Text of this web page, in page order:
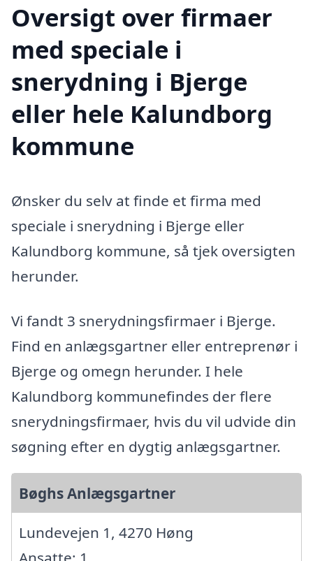
Oversigt over firmaer
med speciale i
snerydning i Bjerge
eller hele Kalundborg
kommune
Ønsker du selv at finde et firma med
speciale i snerydning i Bjerge eller
Kalundborg kommune, så tjek oversigten
herunder.
Vi fandt 3 snerydningsfirmaer i Bjerge.
Find en anlægsgartner eller entreprenør i
Bjerge og omegn herunder. I hele
Kalundborg kommunefindes der flere
snerydningsfirmaer, hvis du vil udvide din
søgning efter en dygtig anlægsgartner.
Bøghs Anlægsgartner
Lundevejen 1, 4270 Høng